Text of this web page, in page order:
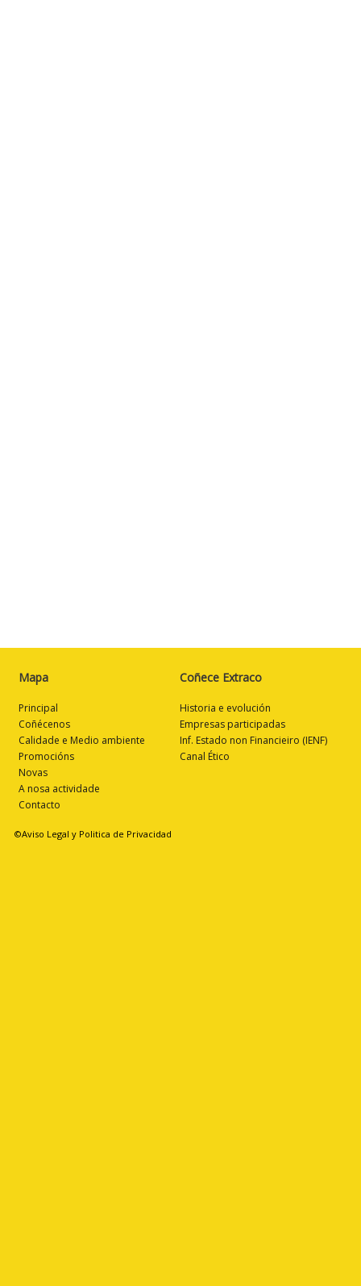
Mapa
Principal
Coñécenos
Calidade e Medio ambiente
Promocións
Novas
A nosa actividade
Contacto
Coñece Extraco
Historia e evolución
Empresas participadas
Inf. Estado non Financieiro (IENF)
Canal Ético
©Aviso Legal y Politica de Privacidad